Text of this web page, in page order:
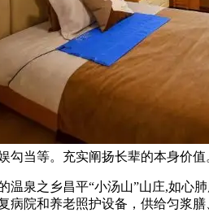
当等。充实阐扬长辈的本身价值
之乡昌平“小汤山”山庄,如心
院和养老照护设备，供给匀浆